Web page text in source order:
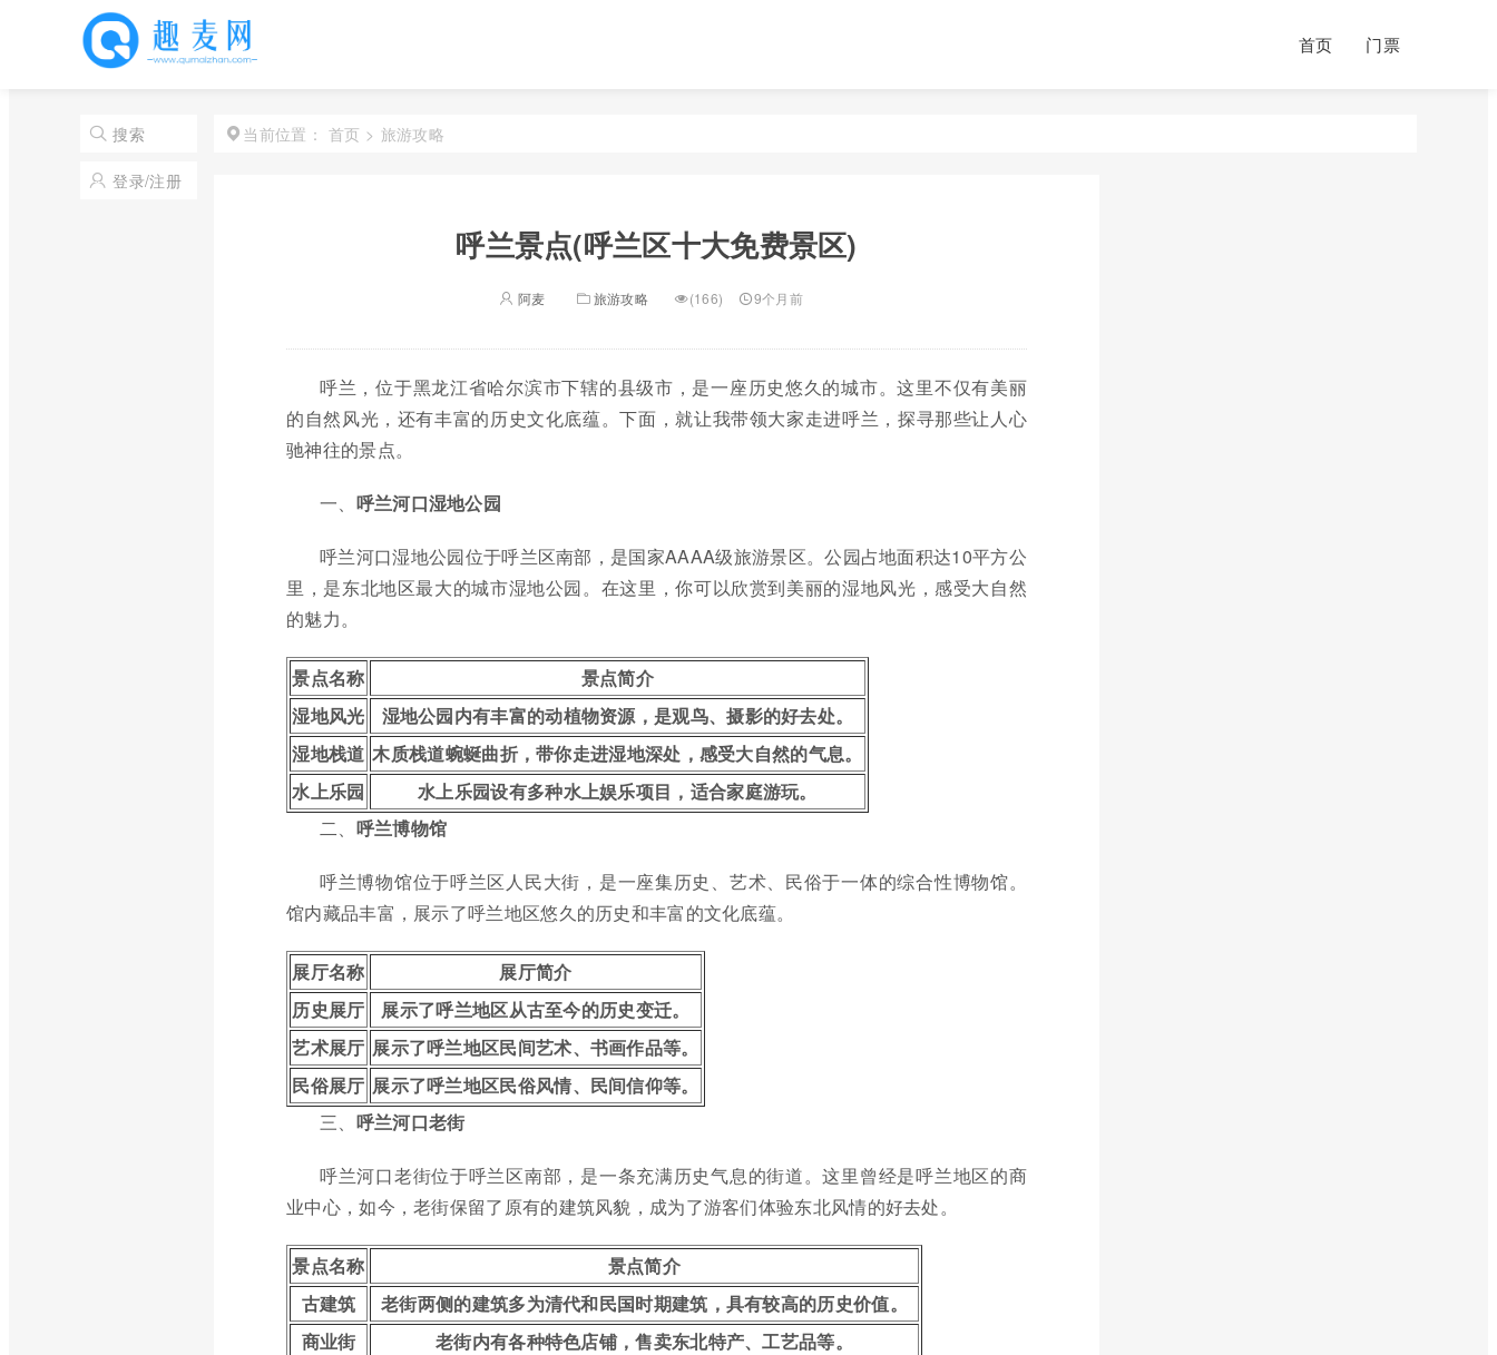
首页 门票
搜索
登录/注册
当前位置： 首页 > 旅游攻略
呼兰景点(呼兰区十大免费景区)
阿麦 旅游攻略 (166) 9个月前
呼兰，位于黑龙江省哈尔滨市下辖的县级市，是一座历史悠久的城市。这里不仅有美丽
的自然风光，还有丰富的历史文化底蕴。下面，就让我带领大家走进呼兰，探寻那些让人心
驰神往的景点。
一、 呼兰河口湿地公园
呼兰河口湿地公园位于呼兰区南部，是国家AAAA级旅游景区。公园占地面积达10平方公
里，是东北地区最大的城市湿地公园。在这里，你可以欣赏到美丽的湿地风光，感受大自然
的魅力。
景点名称
景点简介
湿地风光
湿地公园内有丰富的动植物资源，是观鸟、摄影的好去处。
湿地栈道 木质栈道蜿蜒曲折，带你走进湿地深处，感受大自然的气息。
水上乐园
水上乐园设有多种水上娱乐项目，适合家庭游玩。
二、 呼兰博物馆
呼兰博物馆位于呼兰区人民大街，是一座集历史、艺术、民俗于一体的综合性博物馆。
馆内藏品丰富，展示了呼兰地区悠久的历史和丰富的文化底蕴。
展厅名称
展厅简介
历史展厅
展示了呼兰地区从古至今的历史变迁。
艺术展厅 展示了呼兰地区民间艺术、书画作品等。
民俗展厅 展示了呼兰地区民俗风情、民间信仰等。
三、 呼兰河口老街
呼兰河口老街位于呼兰区南部，是一条充满历史气息的街道。这里曾经是呼兰地区的商
业中心，如今，老街保留了原有的建筑风貌，成为了游客们体验东北风情的好去处。
景点名称
景点简介
古建筑
老街两侧的建筑多为清代和民国时期建筑，具有较高的历史价值。
商业街
老街内有各种特色店铺，售卖东北特产、工艺品等。